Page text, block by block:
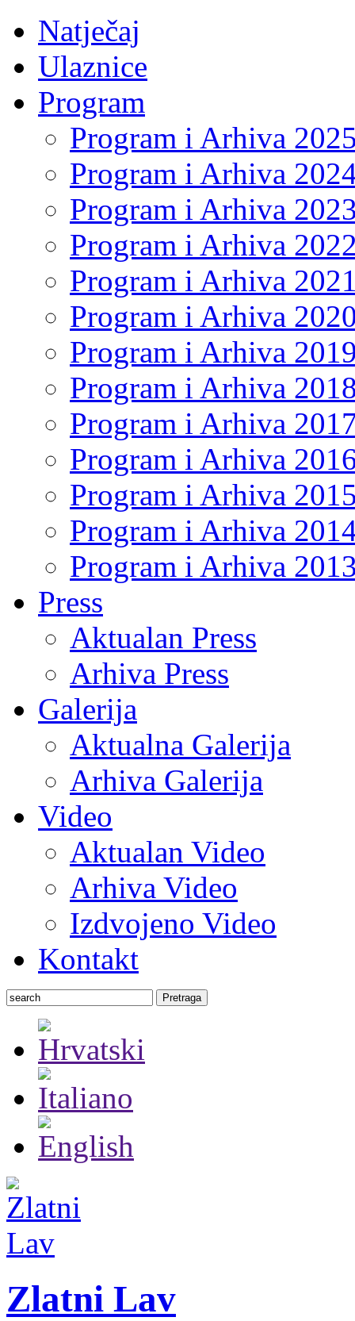
Natječaj
Ulaznice
Program
Program i Arhiva
Program i Arhiva
Program i Arhiva
Program i Arhiva
Program i Arhiva
Program i Arhiva
Program i Arhiva
Program i Arhiva
Program i Arhiva
Program i Arhiva
Program i Arhiva
Program i Arhiva
Program i Arhiva
Press
Aktualan Press
Arhiva Press
Galerija
Aktualna Galerija
Arhiva Galerija
Video
Aktualan Video
Arhiva Video
Izdvojeno Video
Kontakt
Pretraga
Zlatni Lav